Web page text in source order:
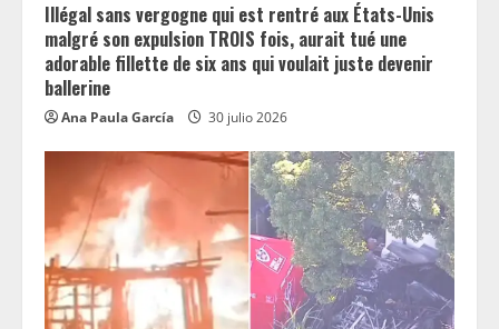
Illégal sans vergogne qui est rentré aux États-Unis
malgré son expulsion TROIS fois, aurait tué une
adorable fillette de six ans qui voulait juste devenir
ballerine
Ana Paula García 30 julio 2026